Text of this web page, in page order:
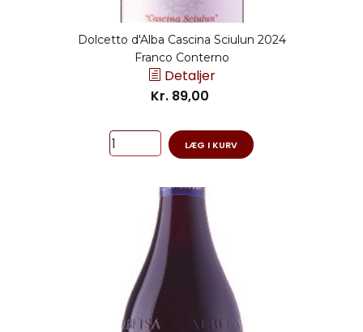
Dolcetto d'Alba Cascina Sciulun 2024
Franco Conterno
Detaljer
Kr. 89,00
LÆG I KURV